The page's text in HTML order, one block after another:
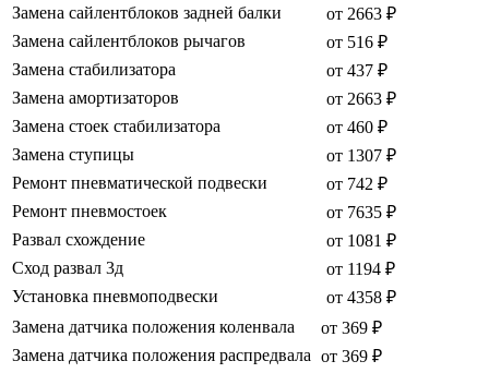
Замена сайлентблоков задней балки
от 2663 ₽
Замена сайлентблоков рычагов
от 516 ₽
Замена стабилизатора
от 437 ₽
Замена амортизаторов
от 2663 ₽
Замена стоек стабилизатора
от 460 ₽
Замена ступицы
от 1307 ₽
Ремонт пневматической подвески
от 742 ₽
Ремонт пневмостоек
от 7635 ₽
Развал схождение
от 1081 ₽
Сход развал 3д
от 1194 ₽
Установка пневмоподвески
от 4358 ₽
Замена датчика положения коленвала
от 369 ₽
Замена датчика положения распредвала от 369 ₽